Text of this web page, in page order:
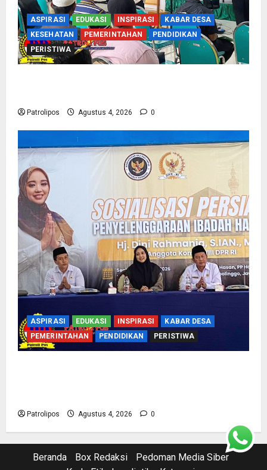
ASPIRASI EDUKASI INSPIRASI
KABAR DESA
KESEHATAN
PEMERINTAHAN
PENDIDIKAN
PERISTIWA
Patrolipos Agustus 4, 2026 0
ASPIRASI EDUKASI INSPIRASI
KABAR DESA
PEMERINTAHAN
PENDIDIKAN PERISTIWA
Patrolipos Agustus 4, 2026 0
Beranda Box Redaksi
Pedoman Media Siber